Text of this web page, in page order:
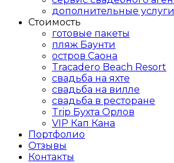
дополнительные услуги
Стоимость
готовые пакеты
пляж Баунти
остров Саона
Tracadero Beach Resort
свадьба на яхте
свадьба на вилле
свадьба в ресторане
Trip Бухта Орлов
VIP Кап Кана
Портфолио
Отзывы
Контакты